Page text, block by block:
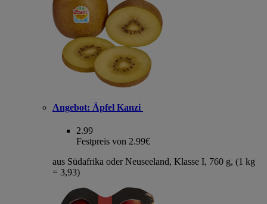
Angebot: Äpfel Kanzi
2.99
Festpreis von 2.99€
aus Südafrika oder Neuseeland, Klasse I, 760 g, (1 kg
= 3,93)